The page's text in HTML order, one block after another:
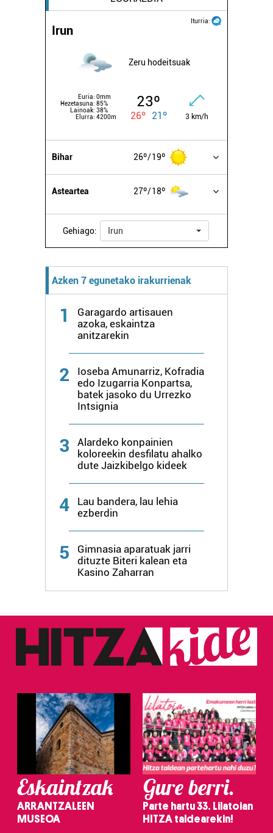
Iturria:
Irun
Zeru hodeitsuak
Euria: 0mm
Hezetasuna: 85%
Lainoak: 38%
Elurra: 4200m
23º
26º 21º 3 km/h
Bihar 26º 19º
Asteartea 27º 18º
Gehiago: Irun
Azken 7 egunetako irakurrienak
1
Garagardo artisauen
azoka, eskaintza
anitzarekin
2
Ioseba Amunarriz, Kofradia
edo Izugarria Konpartsa,
batek jasoko du Urrezko
Intsignia
3
Alardeko konpainien
koloreekin desfilatu ahalko
dute Jaizkibelgo kideek
4
Lau bandera, lau lehia
ezberdin
5
Gimnasia aparatuak jarri
dituzte Biteri kalean eta
Kasino Zaharran
Eskaintzak
ARRANTZALEEN
MUSEOA
Gure berri.
Parte hartu 33. Lilatoian
HITZA taldearekin!